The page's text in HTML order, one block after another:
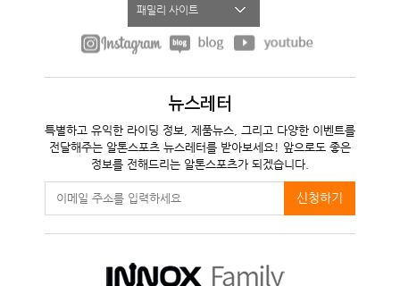
패밀리 사이트
뉴스레터
특별하고 유익한 라이딩 정보, 제품뉴스, 그리고 다양한 이벤트를
전달해주는 알톤스포츠 뉴스레터를 받아보세요! 앞으로도 좋은
정보를 전해드리는 알톤스포츠가 되겠습니다.
신청하기